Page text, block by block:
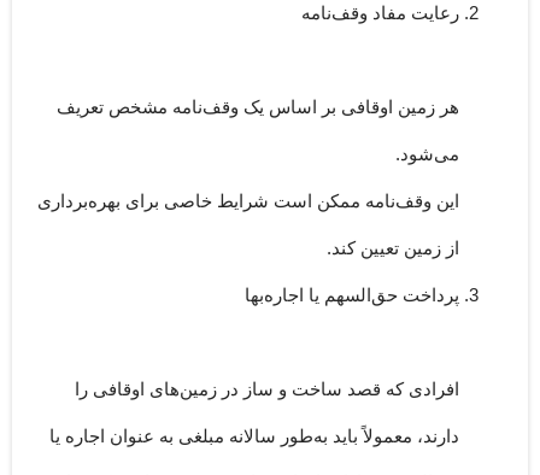
رعایت مفاد وقف‌نامه
هر زمین اوقافی بر اساس یک وقف‌نامه مشخص تعریف
می‌شود.
این وقف‌نامه ممکن است شرایط خاصی برای بهره‌برداری
از زمین تعیین کند.
پرداخت حق‌السهم یا اجاره‌بها
افرادی که قصد ساخت و ساز در زمین‌های اوقافی را
دارند، معمولاً باید به‌طور سالانه مبلغی به عنوان اجاره یا